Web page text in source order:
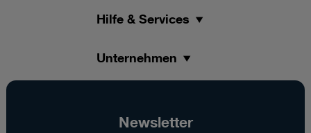
Hilfe & Services
Unternehmen
Newsletter